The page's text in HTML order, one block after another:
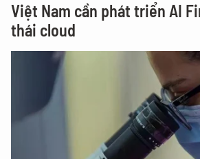
Việt Nam cần phát triển AI
thái cloud